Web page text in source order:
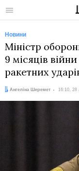
Меню
Новини
Міністр
9 місяців
ракетних
Автор:
Ангеліна Шеремет
Дата: 16:10, 28